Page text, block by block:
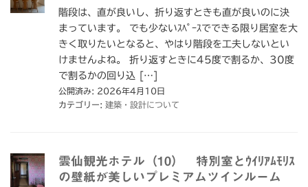
階段は、直が良いし、折り返すときも直が良いのに決
まっています。 でも少ないｽﾍﾟｰｽでできる限り居室を大
きく取りたいとなると、やはり階段を工夫しないとい
けませんよね。 折り返すときに45度で割るか、30度
で割るかの回り込 […]
公開済み: 2026年4月10日
カテゴリー: 建築・設計について
雲仙観光ホテル（10） 特別室とｳｲﾘｱﾑﾓﾘｽ
の壁紙が美しいプレミアムツインルーム